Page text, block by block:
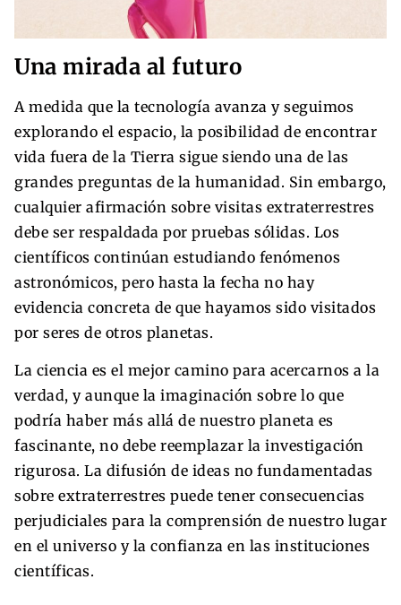
Una mirada al futuro
A medida que la tecnología avanza y seguimos
explorando el espacio, la posibilidad de encontrar
vida fuera de la Tierra sigue siendo una de las
grandes preguntas de la humanidad. Sin embargo,
cualquier afirmación sobre visitas extraterrestres
debe ser respaldada por pruebas sólidas. Los
científicos continúan estudiando fenómenos
astronómicos, pero hasta la fecha no hay
evidencia concreta de que hayamos sido visitados
por seres de otros planetas.
La ciencia es el mejor camino para acercarnos a la
verdad, y aunque la imaginación sobre lo que
podría haber más allá de nuestro planeta es
fascinante, no debe reemplazar la investigación
rigurosa. La difusión de ideas no fundamentadas
sobre extraterrestres puede tener consecuencias
perjudiciales para la comprensión de nuestro lugar
en el universo y la confianza en las instituciones
científicas.